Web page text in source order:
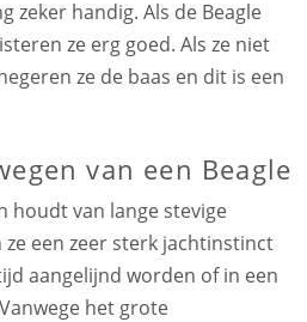
zeker handig. Als de Beagle
ze erg goed. Als ze niet
ze de baas en dit is een
van een Beagle
houdt van lange stevige
ze een zeer sterk jachtinstinct
aangelijnd worden of in een
het grote